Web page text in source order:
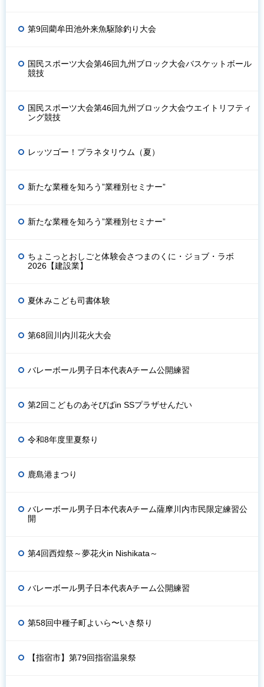
第9回藺牟田池外来魚駆除釣り大会
国民スポーツ大会第46回九州ブロック大会バスケットボール
競技
国民スポーツ大会第46回九州ブロック大会ウエイトリフティ
ング競技
レッツゴー！プラネタリウム（夏）
新たな業種を知ろう”業種別セミナー”
新たな業種を知ろう”業種別セミナー”
ちょこっとおしごと体験会さつまのくに・ジョブ・ラボ
2026【建設業】
夏休みこども司書体験
第68回川内川花火大会
バレーボール男子日本代表Aチーム公開練習
第2回こどものあそびばin SSプラザせんだい
令和8年度里夏祭り
鹿島港まつり
バレーボール男子日本代表Aチーム薩摩川内市民限定練習公
開
第4回西煌祭～夢花火in Nishikata～
バレーボール男子日本代表Aチーム公開練習
第58回中種子町よいら〜いき祭り
【指宿市】第79回指宿温泉祭